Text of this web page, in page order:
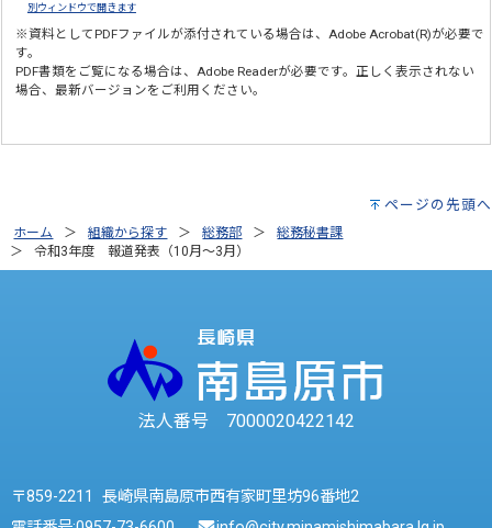
別ウィンドウで開きます
※資料としてPDFファイルが添付されている場合は、Adobe Acrobat(R)が必要で
す。
PDF書類をご覧になる場合は、Adobe Readerが必要です。正しく表示されない
場合、最新バージョンをご利用ください。
ページの先頭へ
ホーム 組織から探す 総務部
総務秘書課
令和3年度 報道発表（10月～3月）
法人番号 7000020422142
〒859-2211 長崎県南島原市西有家町里坊96番地2